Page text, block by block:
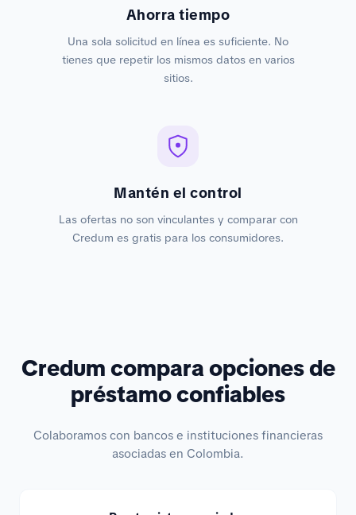
Ahorra tiempo
Una sola solicitud en línea es suficiente. No
tienes que repetir los mismos datos en varios
sitios.
Mantén el control
Las ofertas no son vinculantes y comparar con
Credum es gratis para los consumidores.
Credum compara opciones de
préstamo confiables
Colaboramos con bancos e instituciones financieras
asociadas en Colombia.